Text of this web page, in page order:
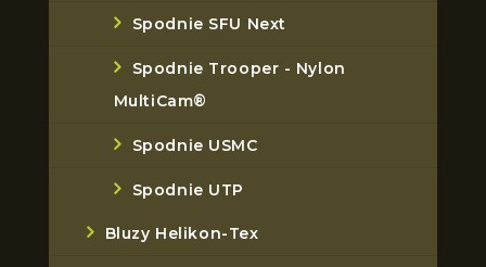
Spodnie SFU Next
Spodnie Trooper - Nylon
MultiCam®
Spodnie USMC
Spodnie UTP
Bluzy Helikon-Tex